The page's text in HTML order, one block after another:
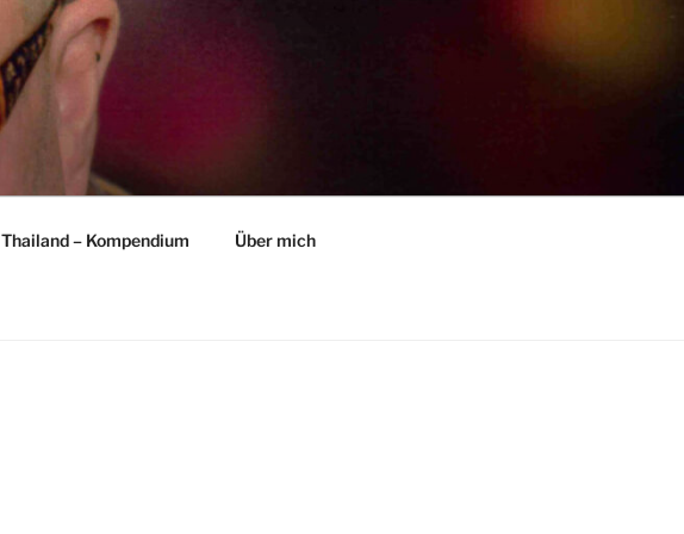
Thailand – Kompendium Über mich